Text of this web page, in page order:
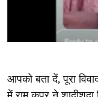
आपको बता दें, पूरा